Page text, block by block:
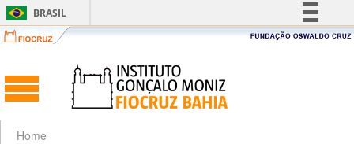
BRASIL
Simplifique!
Acesso à informação
Home